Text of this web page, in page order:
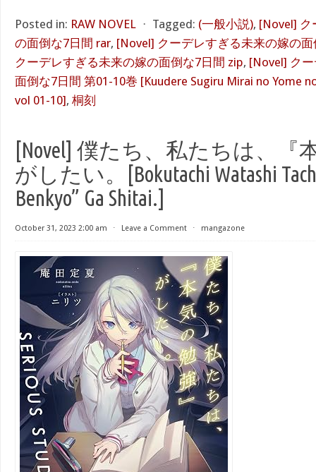
Posted in: RAW NOVEL ⋅ Tagged: (一般小説), [Novel] ク
の面倒な7日間 rar, [Novel] クーデレすぎる未来の嫁の
クーデレすぎる未来の嫁の面倒な7日間 zip, [Novel] ク
面倒な7日間 第01-10巻 [Kuudere Sugiru Mirai no Yome
vol 01-10], 桐刻
[Novel] 僕たち、私たちは、『
がしたい。[Bokutachi Watashi
Benkyo” Ga Shitai.]
October 31, 2023 2:00 am ⋅ Leave a Comment ⋅ mangazone